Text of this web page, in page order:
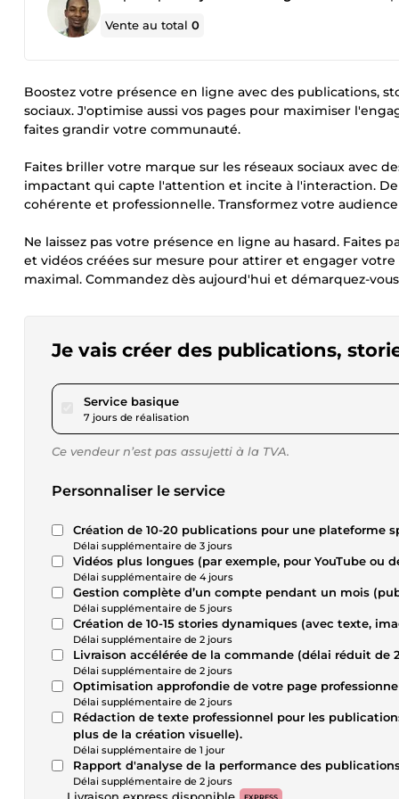
Vente au total0
Boostez votre présence en ligne avec des publications,
sociaux. J'optimise aussi vos pages pour maximiser
faites grandir votre communauté.
Faites briller votre marque sur les réseaux sociaux avec
impactant qui capte l'attention et incite à l'interaction.
cohérente et professionnelle. Transformez votre
Ne laissez pas votre présence en ligne au hasard. Faites
et vidéos créées sur mesure pour attirer et engager
maximal. Commandez dès aujourd'hui et démarquez-
Je vais créer des publications,
Service basiquepour 17,34 $US
7 jours de réalisation
Ce vendeur n’est pas assujetti à la TVA.
Personnaliser le service
Création de 10-20 publications pour une plateforme
Délai supplémentaire de 3 jours
Vidéos plus longues (par exemple, pour YouTube ou
Délai supplémentaire de 4 jours
Gestion complète d’un compte pendant un mois
Délai supplémentaire de 5 jours
Création de 10-15 stories dynamiques (avec texte,
Délai supplémentaire de 2 jours
Livraison accélérée de la commande (délai réduit de
Délai supplémentaire de 2 jours
Optimisation approfondie de votre page
Délai supplémentaire de 2 jours
Rédaction de texte professionnel pour les
plus de la création visuelle).
Délai supplémentaire de 1 jour
Rapport d'analyse de la performance des
Délai supplémentaire de 2 jours
EXPRESS